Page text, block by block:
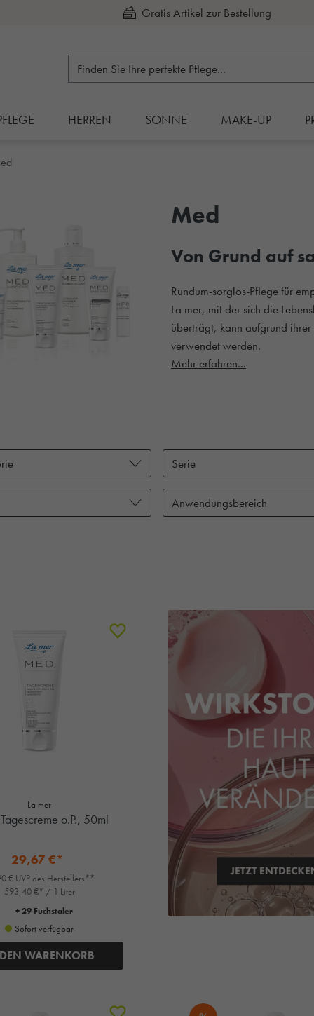
Kauf auf Rechnung
HERREN SONNE MAKE-UP
Med
Von Grund auf
Rundum-sorglos-Pflege für
La mer, mit der sich die
überträgt, kann aufgrund
verwendet werden.
Mehr erfahren...
Serie
Anwendungsbereich
La mer
o.P., 50ml
29,67 €*
€ UVP des Herstellers**
593,40 €* / 1 Liter
+ 29 Fuchstaler
Sofort verfügbar
WARENKORB